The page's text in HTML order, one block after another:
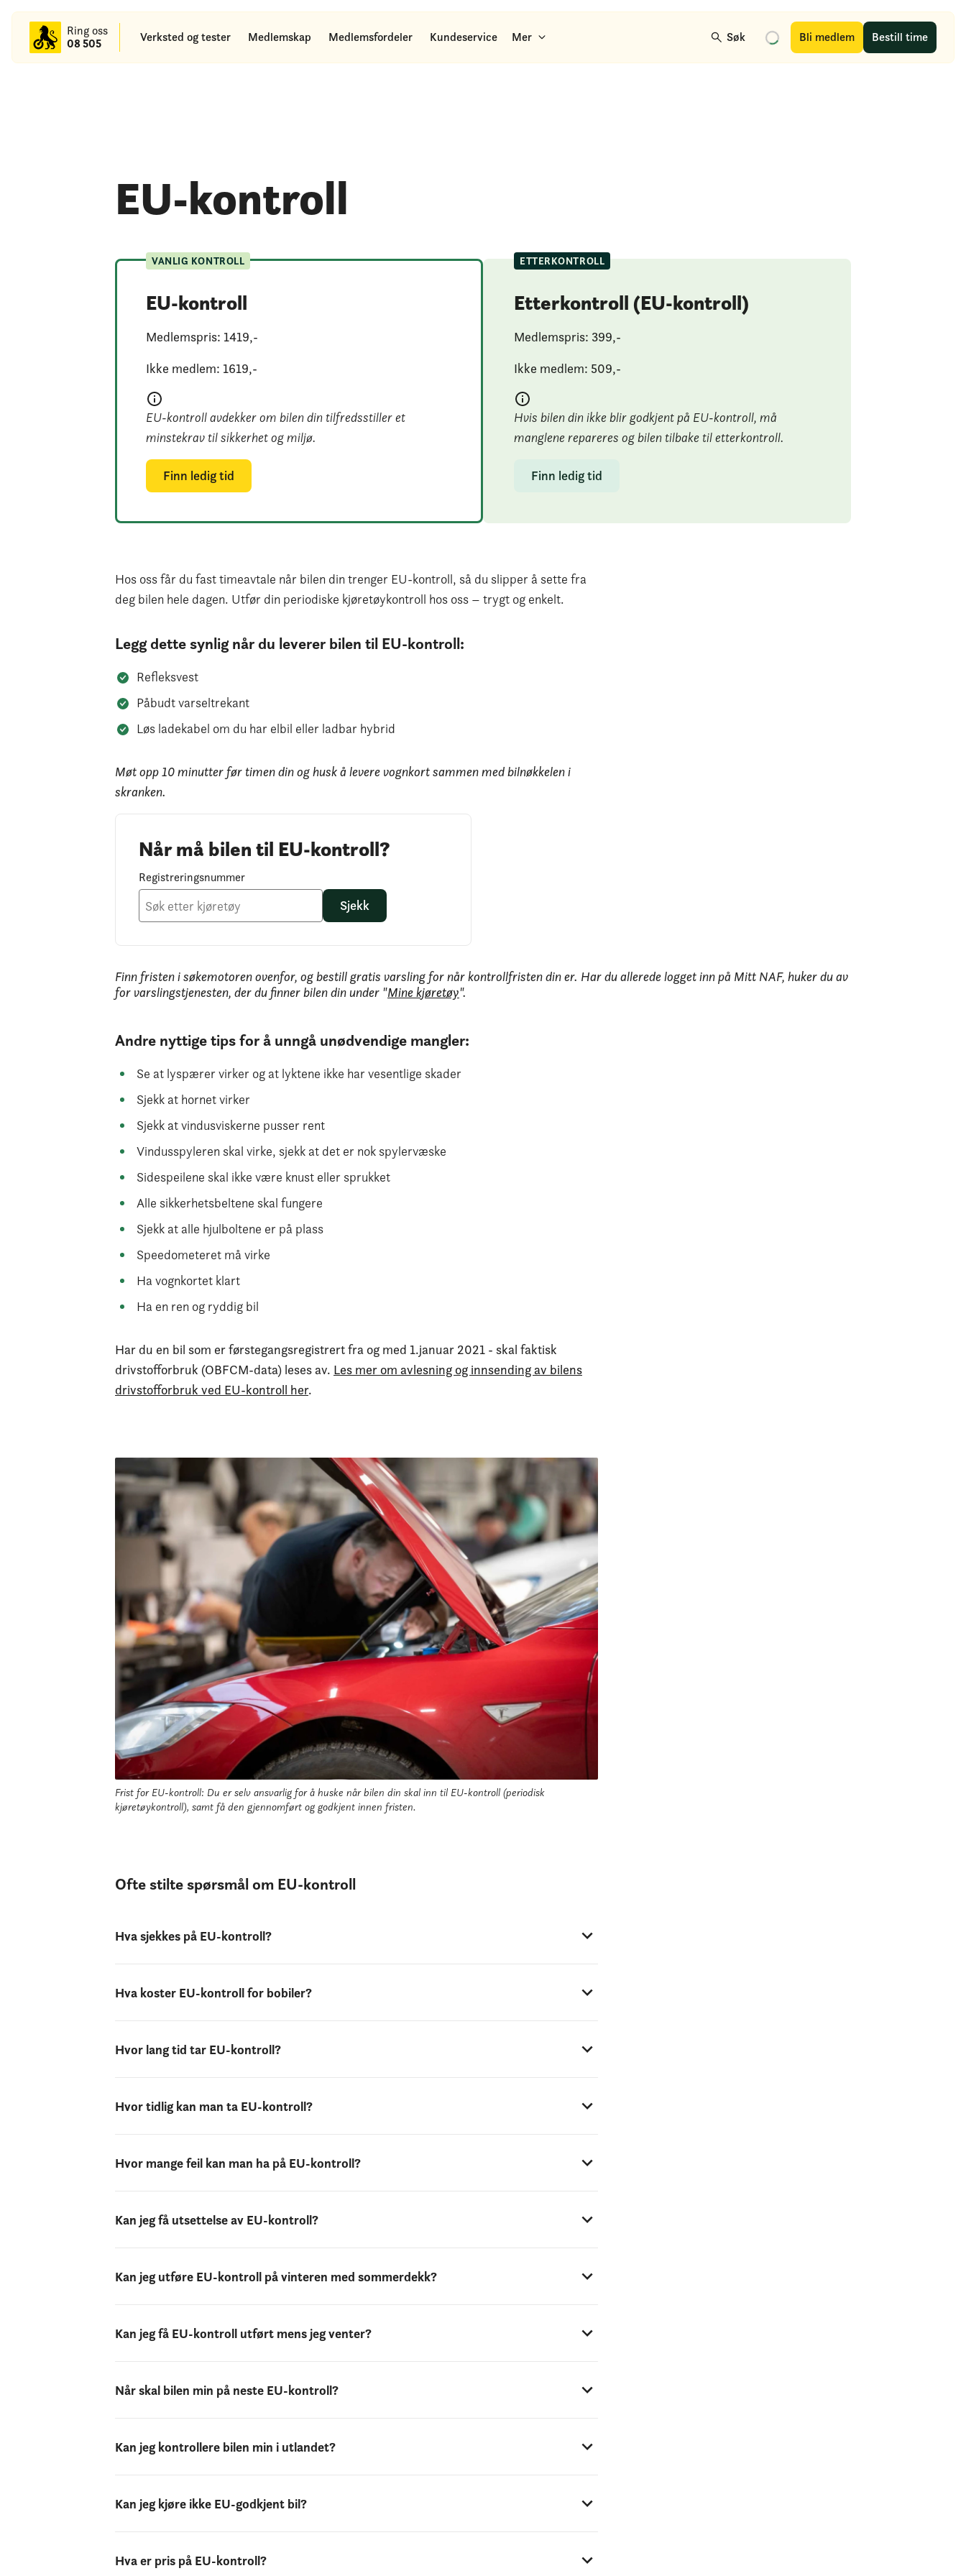
Ring oss
08 505
Verksted og tester Medlemskap Medlemsfordeler Kundeservice Mer Søk Bli medlem Bestill time
hovedinnhold
EU-kontroll
VANLIG KONTROLL
EU-kontroll
Medlemspris: 1419,-
Ikke medlem: 1619,-
EU-kontroll avdekker om bilen din tilfredsstiller et
minstekrav til sikkerhet og miljø.
Finn ledig tid
ETTERKONTROLL
Etterkontroll (EU-kontroll)
Medlemspris: 399,-
Ikke medlem: 509,-
Hvis bilen din ikke blir godkjent på EU-kontroll, må
manglene repareres og bilen tilbake til etterkontroll.
Finn ledig tid
Hos oss får du fast timeavtale når bilen din trenger EU-kontroll, så du slipper å sette fra
deg bilen hele dagen. Utfør din periodiske kjøretøykontroll hos oss – trygt og enkelt.
Legg dette synlig når du leverer bilen til EU-kontroll:
Refleksvest
Påbudt varseltrekant
Løs ladekabel om du har elbil eller ladbar hybrid
Møt opp 10 minutter før timen din og husk å levere vognkort sammen med bilnøkkelen i
skranken.
Når må bilen til EU-kontroll?
Registreringsnummer
Sjekk
Finn fristen i søkemotoren ovenfor, og bestill gratis varsling for når kontrollfristen din er. Har du allerede logget inn på Mitt NAF, huker du av
for varslingstjenesten, der du finner bilen din under "Mine kjøretøy".
Andre nyttige tips for å unngå unødvendige mangler:
Se at lyspærer virker og at lyktene ikke har vesentlige skader
Sjekk at hornet virker
Sjekk at vindusviskerne pusser rent
Vindusspyleren skal virke, sjekk at det er nok spylervæske
Sidespeilene skal ikke være knust eller sprukket
Alle sikkerhetsbeltene skal fungere
Sjekk at alle hjulboltene er på plass
Speedometeret må virke
Ha vognkortet klart
Ha en ren og ryddig bil
Har du en bil som er førstegangsregistrert fra og med 1.januar 2021 - skal faktisk
drivstofforbruk (OBFCM-data) leses av. Les mer om avlesning og innsending av bilens
drivstofforbruk ved EU-kontroll her.
Frist for EU-kontroll: Du er selv ansvarlig for å huske når bilen din skal inn til EU-kontroll (periodisk
kjøretøykontroll), samt få den gjennomført og godkjent innen fristen.
Ofte stilte spørsmål om EU-kontroll
Hva sjekkes på EU-kontroll?
Hva koster EU-kontroll for bobiler?
Hvor lang tid tar EU-kontroll?
Hvor tidlig kan man ta EU-kontroll?
Hvor mange feil kan man ha på EU-kontroll?
Kan jeg få utsettelse av EU-kontroll?
Kan jeg utføre EU-kontroll på vinteren med sommerdekk?
Kan jeg få EU-kontroll utført mens jeg venter?
Når skal bilen min på neste EU-kontroll?
Kan jeg kontrollere bilen min i utlandet?
Kan jeg kjøre ikke EU-godkjent bil?
Hva er pris på EU-kontroll?